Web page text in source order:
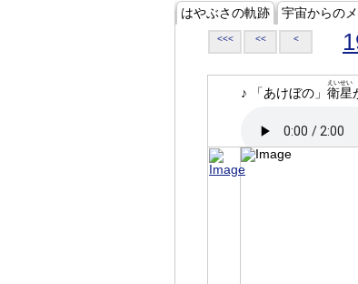
はやぶさの軌跡 宇宙からの
<<< << <
♪ 「あけぼの」 衛星
えいせい